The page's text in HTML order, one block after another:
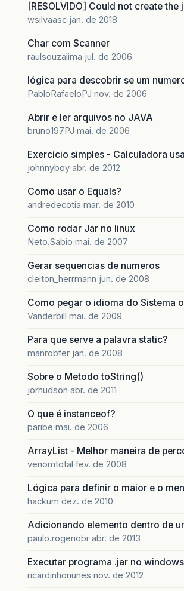
[RESOLVIDO] Could not create
wsilvaasc jan. de 2018
Char com Scanner
raulsouzalima jul. de 2006
lógica para descobrir se um
PabloRafaeloPJ nov. de 2006
Abrir e ler arquivos no JAVA
bruno197PJ mai. de 2006
Exercício simples - Calculadora
johnnyboy abr. de 2012
Como usar o Equals?
andredecotia mar. de 2010
Como rodar Jar no linux
Neto.Sabio mai. de 2007
Gerar sequencias de numeros
cleiton_herrmann jun. de 2008
Como pegar o idioma do Sistema
Vanderbill mai. de 2009
Para que serve a palavra static?
manrobfer jan. de 2008
Sobre o Metodo toString()
jorhudson abr. de 2011
O que é instanceof?
paribe mai. de 2006
ArrayList - Melhor maneira de
venomtotal fev. de 2008
Lógica para definir o maior e o
hackum dez. de 2010
Adicionando elemento dentro de
paulo.rogeriobr abr. de 2013
Executar programa .jar no windows
ricardinhonunes nov. de 2012